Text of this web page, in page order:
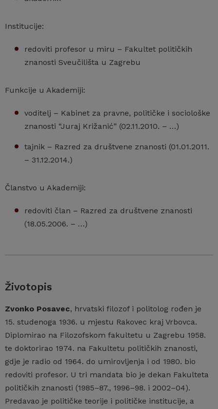
Institucije:
redoviti profesor u miru – Fakultet političkih
znanosti Sveučilišta u Zagrebu
Funkcije u Akademiji:
voditelj – Kabinet za pravne, političke i sociološke
znanosti “Juraj Križanić” (02.11.2010. – …)
tajnik – Razred za društvene znanosti (01.01.2011.
– 31.12.2014.)
Članstvo u Akademiji:
redoviti član – Razred za društvene znanosti
(18.05.2006. – …)
Životopis
Zvonko Posavec, hrvatski filozof i politolog rođen je
15. studenoga 1936. u mjestu Rakovec kraj Vrbovca.
Diplomirao na Filozofskom fakultetu u Zagrebu 1958.
te doktorirao 1974. na Fakultetu političkih znanosti,
gdje je radio od 1964. do umirovljenja i od 1980. bio
redoviti profesor. U tri mandata bio je dekan Fakulteta
političkih znanosti (1985–87., 1996–98. i 2002–04).
Predavao je političke teorije i političke institucije, a